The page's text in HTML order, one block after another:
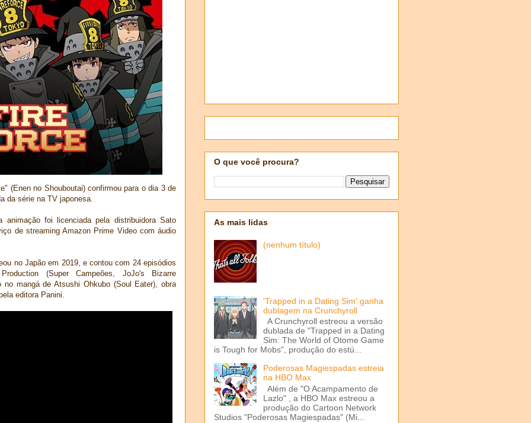
(Enen no Shouboutai) confirmou para o dia 3 de
da série na TV japonesa.
animação foi licenciada pela distribuidora Sato
de streaming Amazon Prime Video com áudio
no Japão em 2019, e contou com 24 episódios
(Super Campeões, JoJo's Bizarre
mangá de Atsushi Ohkubo (Soul Eater), obra
editora Panini.
O que você procura?
As mais lidas
(nenhum título)
'Trapped in a Dating Sim' ganha
dublagem na Crunchyroll
A Crunchyroll estreou a versão
dublada de "Trapped in a Dating
Sim: The World of Otome Game
is Tough for Mobs", produção do estú...
Poderosas Magiespadas estreia
na HBO Max
Além de "O Acampamento de
Lazlo" , a HBO Max estreou a
produção do Cartoon Network
Studios "Poderosas Magiespadas" (Mi...